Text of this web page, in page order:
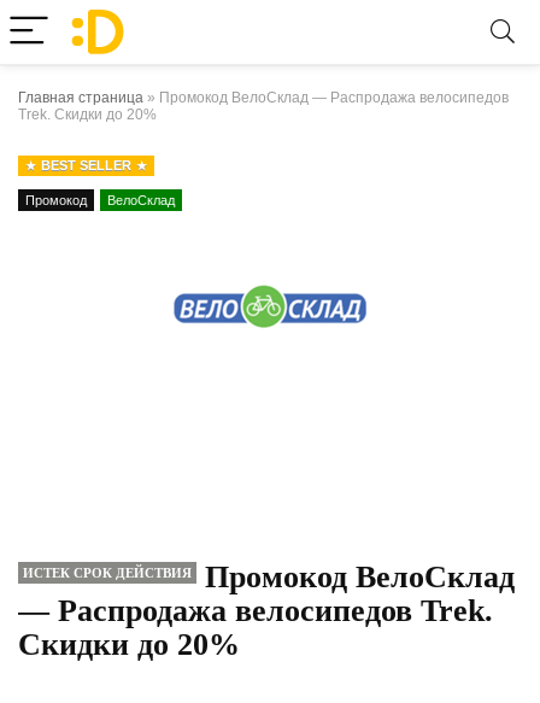
Главная страница » Промокод ВелоСклад — Распродажа велосипедов
Trek. Скидки до 20%
BEST SELLER
Промокод ВелоСклад
ИСТЕК СРОК ДЕЙСТВИЯ
Промокод ВелоСклад
— Распродажа велосипедов Trek.
Скидки до 20%